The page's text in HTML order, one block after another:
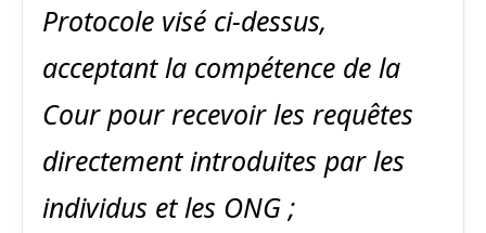
Protocole visé ci-dessus,
acceptant la compétence de la
Cour pour recevoir les requêtes
directement introduites par les
individus et les ONG ;